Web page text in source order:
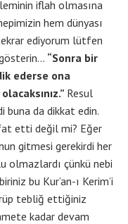
iflah olmasına
hem dünyası
ediyorum lütfen
“Sonra bir
ederse ona
Resul
buna da dikkat edin.
etti değil mi? Eğer
gitmesi gerekirdi her
olmazlardı çünkü nebi
bu Kur’an-ı Kerim’i
tebliğ ettiğiniz
kadar devam